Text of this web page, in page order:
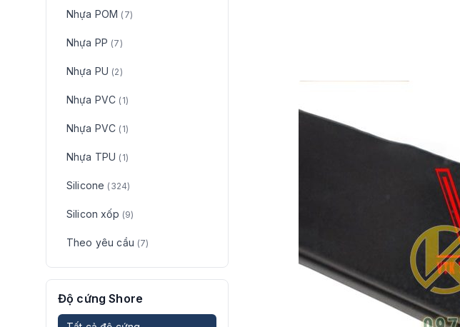
Nhựa POM (7)
Nhựa PP (7)
Nhựa PU (2)
Nhựa PVC (1)
Nhựa PVC (1)
Nhựa TPU (1)
Silicone (324)
Silicon xốp (9)
Theo yêu cầu (7)
Độ cứng Shore